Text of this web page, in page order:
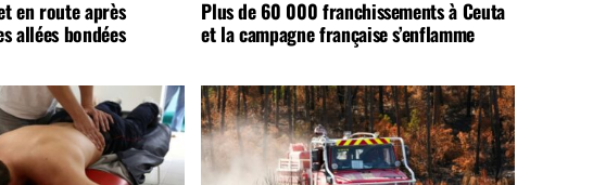
en route après
allées bondées
Plus de 60 000 franchissements à Ceuta
et la campagne française s’enflamme